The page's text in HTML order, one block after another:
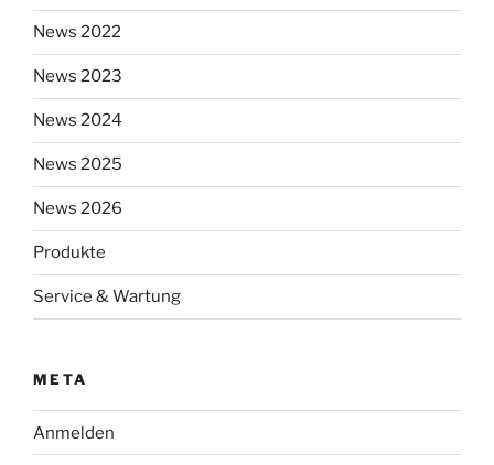
News 2022
News 2023
News 2024
News 2025
News 2026
Produkte
Service & Wartung
META
Anmelden